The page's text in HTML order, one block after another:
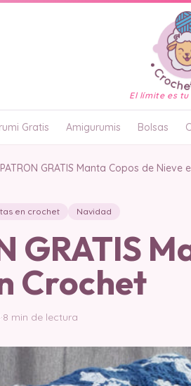
El límite es
Gratis Amigurumis Bolsas
PATRON GRATIS Manta Copos de Nieve
en crochet Navidad
GRATIS
Crochet
·8 min de lectura